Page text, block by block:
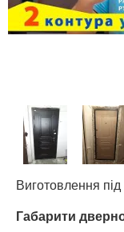
Виготовлення
Габарити